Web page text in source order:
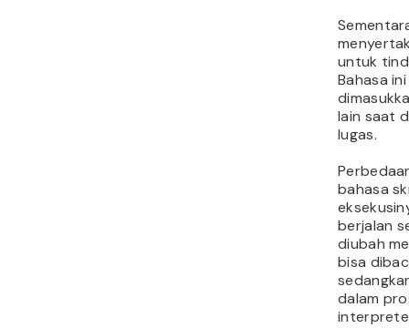
untuk
Bahasa
lain saat
lugas.
bahasa
berjalan
diubah
bisa
dalam